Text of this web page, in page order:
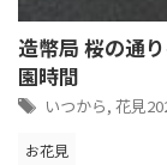
造幣局 桜の通
園時間
いつから, 花見
お花見